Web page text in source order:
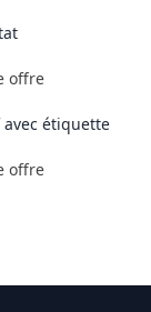
offre
avec étiquette
offre